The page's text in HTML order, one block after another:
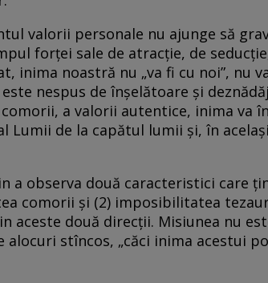
valorii personale nu ajunge să
forței sale de atracție, de
inima noastră nu „va fi cu noi”, nu
nespus de înşelătoare şi
a valorii autentice, inima va
Lumii de la capătul lumii și, în
a observa două caracteristici care
comorii și (2) imposibilitatea
aceste două direcții. Misiunea nu
alocuri stîncos, „căci inima acestui